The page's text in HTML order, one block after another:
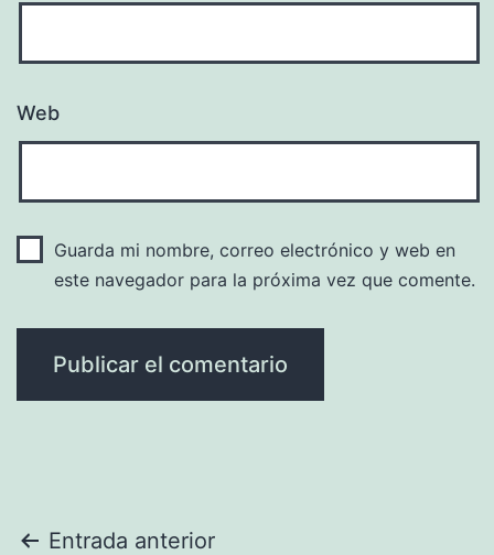
Web
Guarda mi nombre, correo electrónico y web en
este navegador para la próxima vez que comente.
Entrada anterior